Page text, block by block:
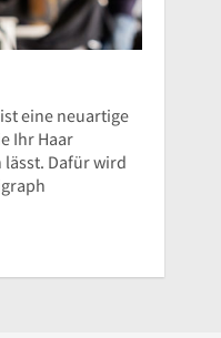
eine neuartige
Ihr Haar
Dafür wird